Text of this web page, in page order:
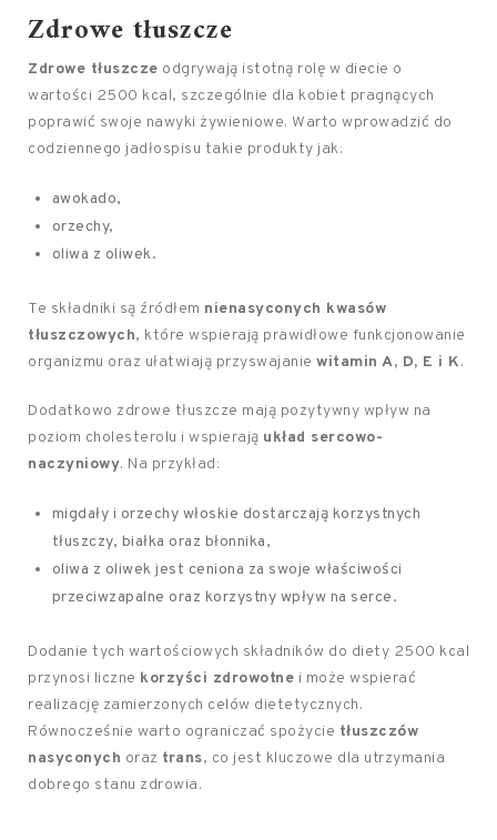
Zdrowe tłuszcze
Zdrowe tłuszcze odgrywają istotną rolę w diecie o
wartości 2500 kcal, szczególnie dla kobiet pragnących
poprawić swoje nawyki żywieniowe. Warto wprowadzić do
codziennego jadłospisu takie produkty jak:
awokado,
orzechy,
oliwa z oliwek.
Te składniki są źródłem nienasyconych kwasów
tłuszczowych, które wspierają prawidłowe funkcjonowanie
organizmu oraz ułatwiają przyswajanie witamin A, D, E i K.
Dodatkowo zdrowe tłuszcze mają pozytywny wpływ na
poziom cholesterolu i wspierają układ sercowo-
naczyniowy. Na przykład:
migdały i orzechy włoskie dostarczają korzystnych
tłuszczy, białka oraz błonnika,
oliwa z oliwek jest ceniona za swoje właściwości
przeciwzapalne oraz korzystny wpływ na serce.
Dodanie tych wartościowych składników do diety 2500 kcal
przynosi liczne korzyści zdrowotne i może wspierać
realizację zamierzonych celów dietetycznych.
Równocześnie warto ograniczać spożycie tłuszczów
nasyconych oraz trans, co jest kluczowe dla utrzymania
dobrego stanu zdrowia.